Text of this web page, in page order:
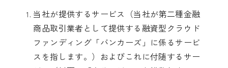
当社が提供するサービス（当社が第二種金融
商品取引業者として提供する融資型クラウド
ファンディング「バンカーズ」に係るサービ
スを指します。）およびこれに付随するサー